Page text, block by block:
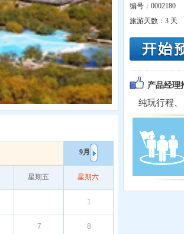
9月
星期五 星期六
1
7 8
编号： 0002180
旅游天数： 3 天
产品经理
纯玩行程